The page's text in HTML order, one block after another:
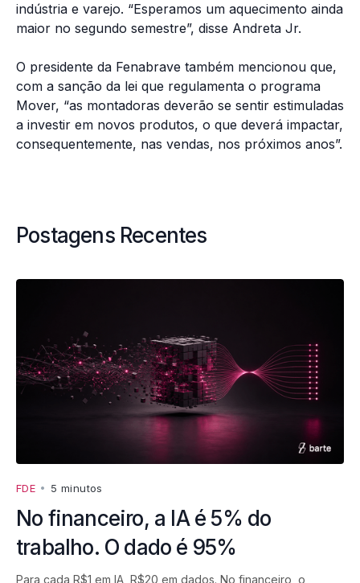
indústria e varejo. “Esperamos um aquecimento ainda
maior no segundo semestre”, disse Andreta Jr.
O presidente da Fenabrave também mencionou que,
com a sanção da lei que regulamenta o programa
Mover, “as montadoras deverão se sentir estimuladas
a investir em novos produtos, o que deverá impactar,
consequentemente, nas vendas, nos próximos anos”.
Postagens Recentes
FDE • 5 minutos
No financeiro, a IA é 5% do
trabalho. O dado é 95%
Para cada R$1 em IA, R$20 em dados. No financeiro, o